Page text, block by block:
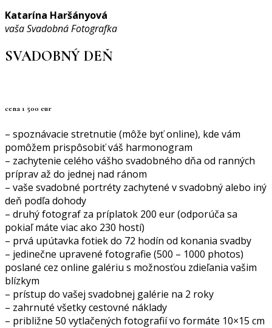
Katarína Haršányová
vaša Svadobná Fotografka
SVADOBNÝ DEŇ
cena 1 500 eur
– spoznávacie stretnutie (môže byť online), kde vám
pomôžem prispôsobiť váš harmonogram
– zachytenie celého vášho svadobného dňa od ranných
príprav až do jednej nad ránom
– vaše svadobné portréty zachytené v svadobný alebo iný
deň podľa dohody
– druhý fotograf za príplatok 200 eur (odporúča sa
pokiaľ máte viac ako 230 hostí)
– prvá upútavka fotiek do 72 hodín od konania svadby
– jedinečne upravené fotografie (500 – 1000 photos)
poslané cez online galériu s možnosťou zdieľania vašim
blízkym
– prístup do vašej svadobnej galérie na 2 roky
– zahrnuté všetky cestovné náklady
– približne 50 vytlačených fotografií vo formáte 10×15 cm